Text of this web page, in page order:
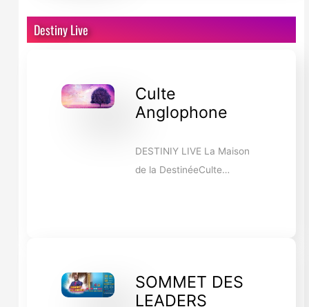
Destiny Live
Culte
Anglophone
DESTINIY LIVE La Maison
de la DestinéeCulte…
SOMMET DES
LEADERS